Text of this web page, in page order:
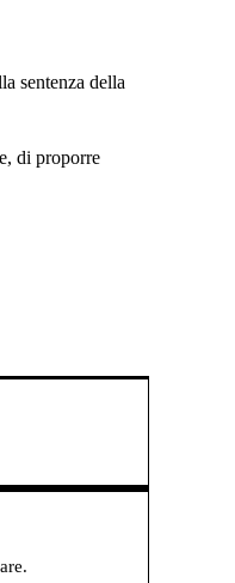
sentenza della
di proporre